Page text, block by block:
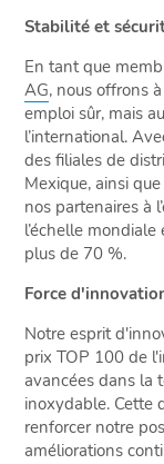
Stabilité et
En tant que
AG, nous offrons
emploi sûr, mais
l’international.
des filiales de
Mexique, ainsi
nos partenaires à
l’échelle
plus de 70 %.
Force
Notre esprit
prix TOP 100 de
avancées dans la
inoxydable. Cette
renforcer notre
améliorations